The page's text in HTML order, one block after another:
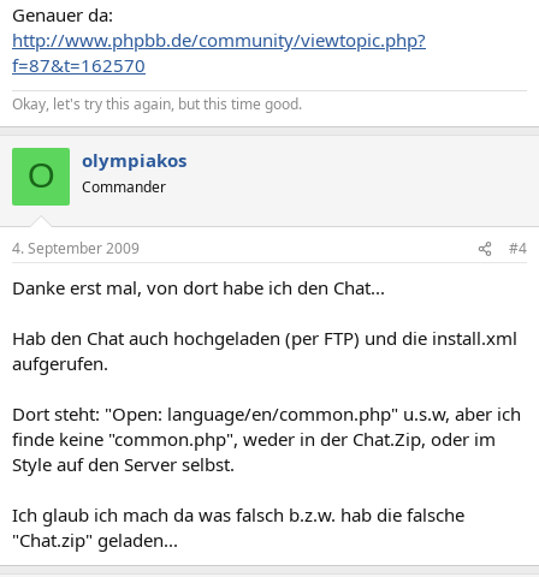
Genauer da:
http://www.phpbb.de/community/viewtopic.php?
f=87&t=162570
Okay, let's try this again, but this time good.
O olympiakos
Commander
4. September 2009 #4
Danke erst mal, von dort habe ich den Chat...
Hab den Chat auch hochgeladen (per FTP) und die install.xml
aufgerufen.
Dort steht: "Open: language/en/common.php" u.s.w, aber ich
finde keine "common.php", weder in der Chat.Zip, oder im
Style auf den Server selbst.
Ich glaub ich mach da was falsch b.z.w. hab die falsche
"Chat.zip" geladen...